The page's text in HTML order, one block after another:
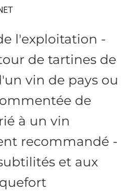
l'exploitation -
de tartines de
vin de pays ou
de
à un vin
recommandé -
et aux